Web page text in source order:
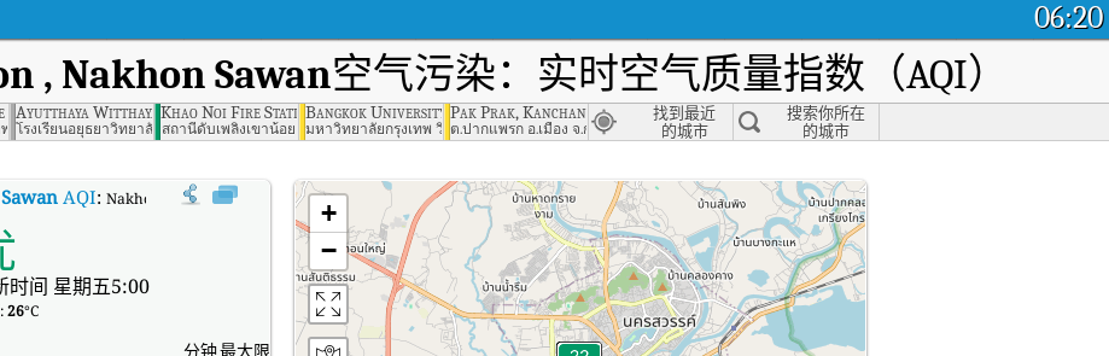
06:20
, Nakhon Sawan空气污染：实时空气质量指数（AQI）
Station Saraburi
ระลาน สระบุรี
Ayutthaya Witthayalai School, Ayutthaya
โรงเรียนอยุธยาวิทยาลัย
Khao Noi Fire Station, Saraburi
สถานีดับเพลิงเขาน้อย
Bangkok University Rangsit Campus, Pathum Thani
มหาวิทยาลัยกรุงเทพ วิทยาเขตรังสิต
Pak Prak, Kanchanaburi, Kanchanaburi
ต.ปากแพรก อ.เมือง จ.กาญจนบุรี
找到最近
的城市
搜索你所在
的城市
AQI: Nakhonsawan Irrigation , Nakhon Sawan实时空气质量指数（AQI）。
时间 星期五5:00
26°C
分钟最大限度
+
−